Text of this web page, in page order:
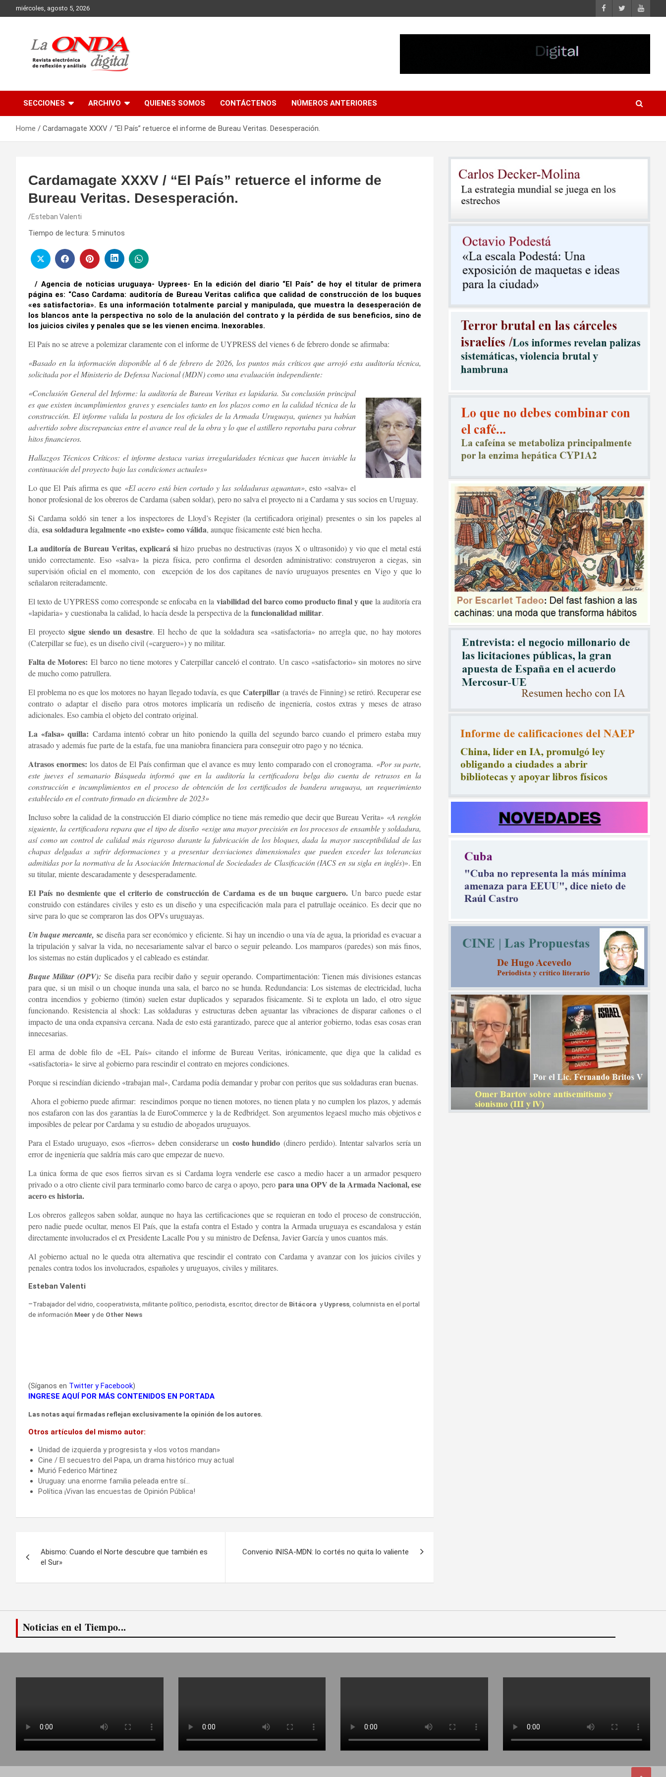
to
miércoles, agosto 5, 2026
SECCIONES ARCHIVO QUIENES SOMOS CONTÁCTENOS NÚMEROS ANTERIORES
Home Cardamagate XXXV / “El País” retuerce el informe de Bureau Veritas. Desesperación.
Cardamagate XXXV / “El País” retuerce el informe de
Bureau Veritas. Desesperación.
Esteban Valenti
Tiempo de lectura: 5 minutos
/ Agencia de noticias uruguaya- Uyprees- En la edición del diario “El País” de hoy el titular de primera
página es: “Caso Cardama: auditoría de Bureau Veritas califica que calidad de construcción de los buques
«es satisfactoria». Es una información totalmente parcial y manipulada, que muestra la desesperación de
los blancos ante la perspectiva no solo de la anulación del contrato y la pérdida de sus beneficios, sino de
los juicios civiles y penales que se les vienen encima. Inexorables.
El País no se atreve a polemizar claramente con el informe de UYPRESS del vienes 6 de febrero donde se afirmaba:
«Basado en la información disponible al 6 de febrero de 2026, los puntos más críticos que arrojó esta auditoría técnica,
solicitada por el Ministerio de Defensa Nacional (MDN) como una evaluación independiente:
«Conclusión General del Informe: la auditoría de Bureau Veritas es lapidaria. Su conclusiónprincipal
es que existen incumplimientos graves y esenciales tanto en los plazos como en la calidad técnica de la
construcción. El informe valida la postura de los oficiales de la Armada Uruguaya, quienes ya habían
advertido sobre discrepancias entre el avance real de la obra y lo que el astillero reportaba para cobrar
hitos financieros.
Hallazgos Técnicos Críticos: el informe destaca varias irregularidades técnicas que hacen inviable la
continuación del proyecto bajo las condiciones actuales»
Lo que El País afirma es que «El acero está bien cortado y las soldaduras aguantan», esto «salva» el
honor profesional de los obreros de Cardama (saben soldar), pero no salva el proyecto ni a Cardama y sus socios en Uruguay.
Si Cardama soldó sin tener a los inspectores de Lloyd’s Register (la certificadora original) presentes o sin los papeles al
día, esa soldadura legalmente «no existe» como válida, aunque físicamente esté bien hecha.
La auditoría de Bureau Veritas, explicará si hizo pruebas no destructivas (rayos X o ultrasonido) y vio que el metal está
unido correctamente. Eso «salva» la pieza física, pero confirma el desorden administrativo: construyeron a ciegas, sin
supervisión oficial en el momento, con excepción de los dos capitanes de navío uruguayos presentes en Vigo y que lo
señalaron reiteradamente.
El texto de UYPRESS como corresponde se enfocaba en la viabilidad del barco como producto final y quela auditoría era
«lapidaria» y cuestionaba la calidad, lo hacía desde la perspectiva de la funcionalidad militar.
El proyectosigue siendo un desastre. El hecho de que la soldadura sea «satisfactoria» no arregla que, no hay motores
(Caterpillar se fue), es un diseño civil («carguero») y no militar.
Falta de Motores: El barco no tiene motores y Caterpillar canceló el contrato. Un casco «satisfactorio» sin motores no sirve
de mucho como patrullera.
El problema no es que los motores no hayan llegado todavía, es que Caterpillar (a través de Finning) se retiró. Recuperar ese
contrato o adaptar el diseño para otros motores implicaría un rediseño de ingeniería, costos extras y meses de atraso
adicionales. Eso cambia el objeto del contrato original.
La «falsa» quilla: Cardama intentó cobrar un hito poniendo la quilla del segundo barco cuando el primero estaba muy
atrasado y además fue parte de la estafa, fue una maniobra financiera para conseguir otro pago y no técnica.
Atrasos enormes: los datos de El País confirman que el avance es muy lento comparado con el cronograma. «Por su parte,
este jueves el semanario Búsqueda informó que en la auditoría la certificadora belga dio cuenta de retrasos en la
construcción e incumplimientos en el proceso de obtención de los certificados de bandera uruguaya, un requerimiento
establecido en el contrato firmado en diciembre de 2023»
Incluso sobre la calidad de la construcción El diario cómplice no tiene más remedio que decir que Bureau Verita» «A renglón
siguiente, la certificadora repara que el tipo de diseño «exige una mayor precisión en los procesos de ensamble y soldadura,
así como un control de calidad más riguroso durante la fabricación de los bloques, dada la mayor susceptibilidad de las
chapas delgadas a sufrir deformaciones y a presentar desviaciones dimensionales que pueden exceder las tolerancias
admitidas por la normativa de la Asociación Internacional de Sociedades de Clasificación (IACS en su sigla en inglés)». En
su titular, miente descaradamente y desesperadamente.
El País no desmiente que el criterio de construcción de Cardama es de un buque carguero. Un barco puede estar
construido con estándares civiles y esto es un diseño y una especificación mala para el patrullaje oceánico. Es decir que no
sirve para lo que se compraron las dos OPVs uruguayas.
Un buque mercante,se diseña para ser económico y eficiente. Si hay un incendio o una vía de agua, la prioridad es evacuar a
la tripulación y salvar la vida, no necesariamente salvar el barco o seguir peleando. Los mamparos (paredes) son más finos,
los sistemas no están duplicados y el cableado es estándar.
Buque Militar (OPV): Se diseña para recibir daño y seguir operando. Compartimentación: Tienen más divisiones estancas
para que, si un misil o un choque inunda una sala, el barco no se hunda. Redundancia: Los sistemas de electricidad, lucha
contra incendios y gobierno (timón) suelen estar duplicados y separados físicamente. Si te explota un lado, el otro sigue
funcionando. Resistencia al shock: Las soldaduras y estructuras deben aguantar las vibraciones de disparar cañones o el
impacto de una onda expansiva cercana. Nada de esto está garantizado, parece que al anterior gobierno, todas esas cosas eran
innecesarias.
El arma de doble filo de «EL País» citando el informe de Bureau Veritas, irónicamente, que diga que la calidad es
«satisfactoria» le sirve al gobierno para rescindir el contrato en mejores condiciones.
Porque si rescindían diciendo «trabajan mal», Cardama podía demandar y probar con peritos que sus soldaduras eran buenas.
Ahora el gobierno puede afirmar: rescindimos porque no tienen motores, no tienen plata y no cumplen los plazos, y además
nos estafaron con las dos garantías la de EuroCommerce y la de Redbridget. Son argumentos legaesl mucho más objetivos e
imposibles de pelear por Cardama y su estudio de abogados uruguayos.
Para el Estado uruguayo, esos «fierros» deben considerarse un costo hundido (dinero perdido). Intentar salvarlos sería un
error de ingeniería que saldría más caro que empezar de nuevo.
La única forma de que esos fierros sirvan es si Cardama logra venderle ese casco a medio hacer a un armador pesquero
privado o a otro cliente civil para terminarlo como barco de carga o apoyo, peropara una OPV de la Armada Nacional, ese
acero es historia.
Los obreros gallegos saben soldar, aunque no haya las certificaciones que se requieran en todo el proceso de construcción,
pero nadie puede ocultar, menos El País, que la estafa contra el Estado y contra la Armada uruguaya es escandalosa y están
directamente involucrados el ex Presidente Lacalle Pou y su ministro de Defensa, Javier García y unos cuantos más.
Al gobierno actual no le queda otra alternativa que rescindir el contrato con Cardama y avanzar con los juicios civiles y
penales contra todos los involucrados, españoles y uruguayos, civiles y militares.
Esteban Valenti
–Trabajador del vidrio, cooperativista, militante político, periodista, escritor, director de Bitácora y Uypress , columnista en el portal
de información Meer y de Other News
(Síganos en Twitter yFacebook)
INGRESE AQUÍ POR MÁS CONTENIDOS EN PORTADA
Las notas aquí firmadas reflejan exclusivamente la opinión de los autores.
Otros artículos del mismo autor:
Unidad de izquierda y progresista y «los votos mandan»
Cine / El secuestro del Papa, un drama histórico muy actual
Murió Federico Mártinez
Uruguay: una enorme familia peleada entre sí…
Política ¡Vivan las encuestas de Opinión Pública!
de
entradas
Abismo: Cuando el Norte descubre que también es
el Sur»
Convenio INISA-MDN: lo cortés no quita lo valiente
Noticias en el Tiempo...